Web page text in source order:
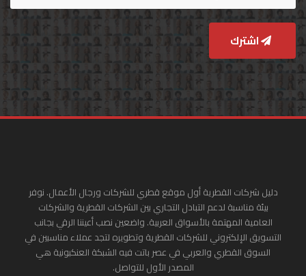
اشترك
دليل شركات القطرية أول موقع قطري للشركات ورجال الأعمال. نوفر
بيئة مناسبة لدعم التبادل التجاري بين الشركات القطرية والشركات
العامية المهتمة بالأسواق العربية. واضعين نصب أعيننا الرقي بجانب
التسويق الإلكتروني للشركات القطرية وتطويره لتجد عملاء مناسبين في
السوق القطري والعربي في عصر باتت فيه الشبكة العنكبونية هي
المصدر الأول للتواصل.